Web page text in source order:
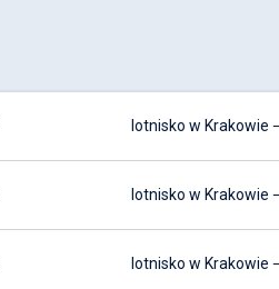
lotnisko w
lotnisko w
lotnisko w